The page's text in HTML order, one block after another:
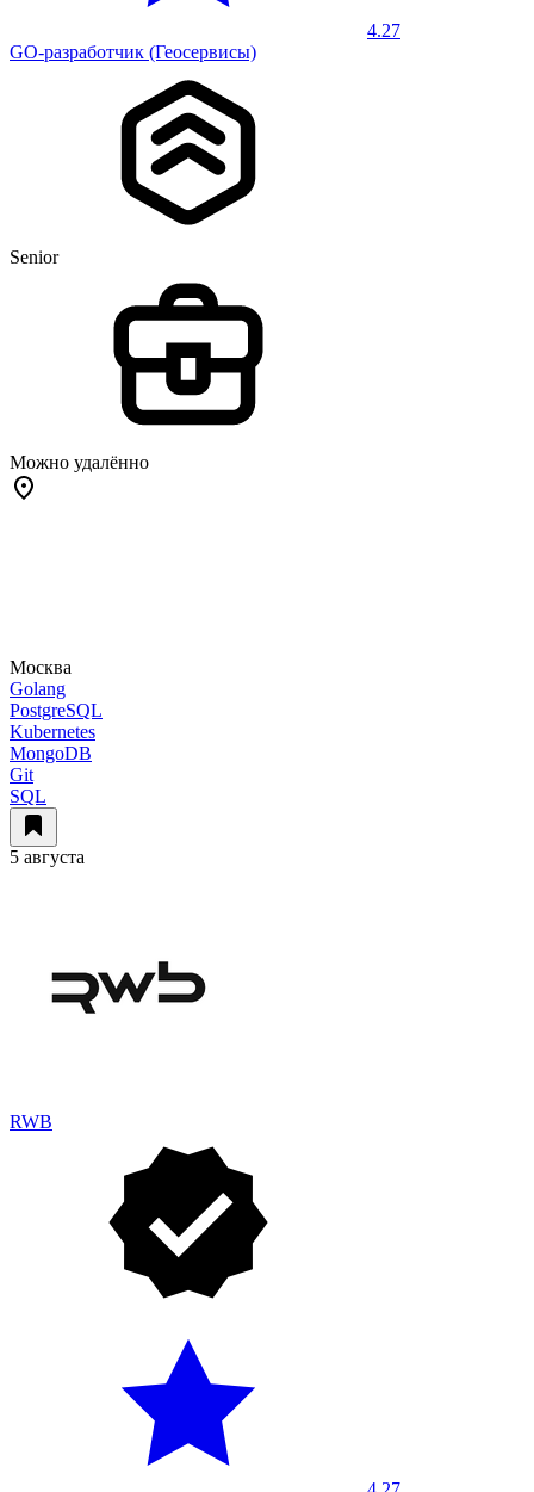
4.27
GO-разработчик (Геосервисы)
Senior
Можно удалённо
Москва
Golang
PostgreSQL
Kubernetes
MongoDB
Git
SQL
5 августа
RWB